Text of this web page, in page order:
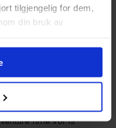
tilgjengelig for dem,
din bruk av
Hastings
TimeVol. 13